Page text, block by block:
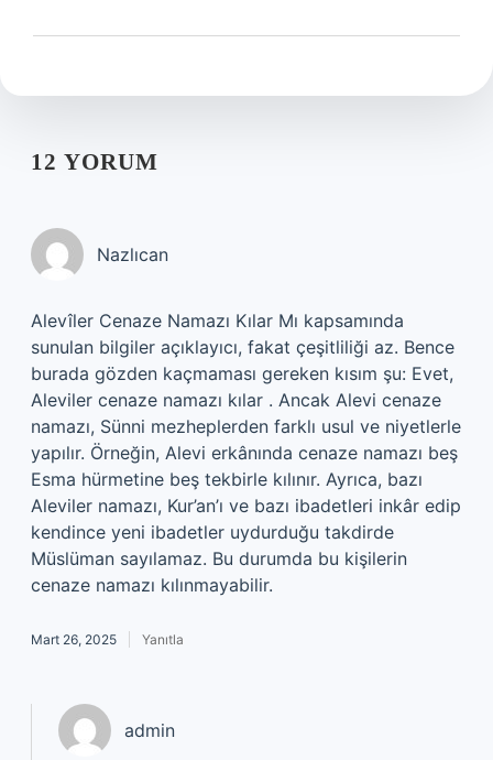
12 YORUM
Nazlıcan
Alevîler Cenaze Namazı Kılar Mı kapsamında
sunulan bilgiler açıklayıcı, fakat çeşitliliği az. Bence
burada gözden kaçmaması gereken kısım şu: Evet,
Aleviler cenaze namazı kılar . Ancak Alevi cenaze
namazı, Sünni mezheplerden farklı usul ve niyetlerle
yapılır. Örneğin, Alevi erkânında cenaze namazı beş
Esma hürmetine beş tekbirle kılınır. Ayrıca, bazı
Aleviler namazı, Kur’an’ı ve bazı ibadetleri inkâr edip
kendince yeni ibadetler uydurduğu takdirde
Müslüman sayılamaz. Bu durumda bu kişilerin
cenaze namazı kılınmayabilir.
Mart 26, 2025 Yanıtla
admin